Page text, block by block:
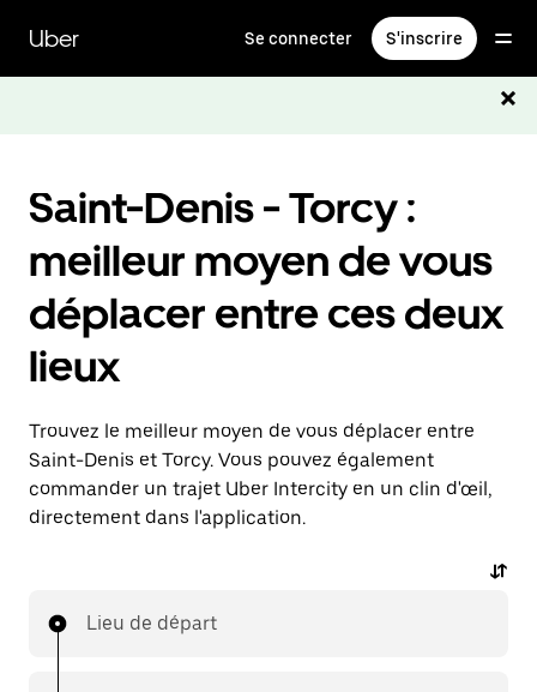
contenu
principal
Uber Se connecter S'inscrire
Saint-Denis - Torcy :
meilleur moyen de vous
déplacer entre ces deux
lieux
Trouvez le meilleur moyen de vous déplacer entre
Saint-Denis et Torcy. Vous pouvez également
commander un trajet Uber Intercity en un clin d'œil,
directement dans l'application.
Lieu de départ